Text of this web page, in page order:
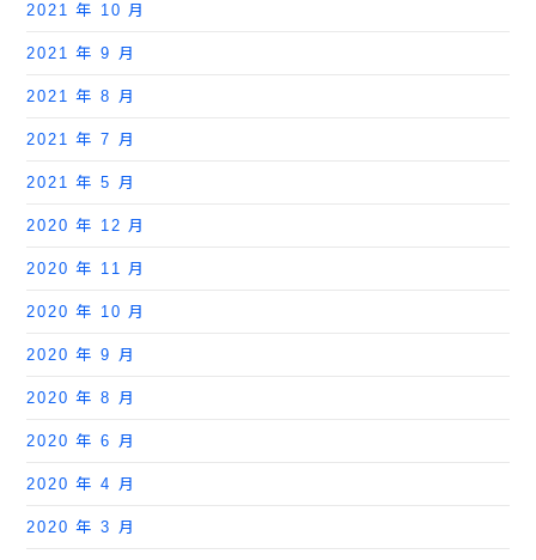
2021 年 10 月
2021 年 9 月
2021 年 8 月
2021 年 7 月
2021 年 5 月
2020 年 12 月
2020 年 11 月
2020 年 10 月
2020 年 9 月
2020 年 8 月
2020 年 6 月
2020 年 4 月
2020 年 3 月